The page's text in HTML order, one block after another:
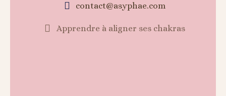
contact@asyphae.com
Apprendre à aligner ses chakras